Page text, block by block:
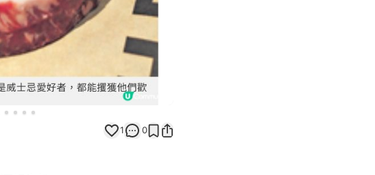
1 0